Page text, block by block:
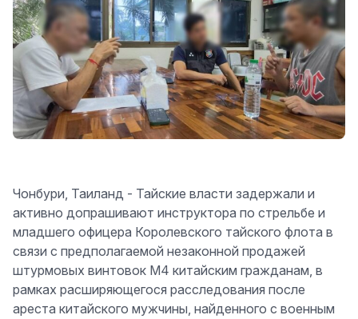
Чонбури, Таиланд - Тайские власти задержали и
активно допрашивают инструктора по стрельбе и
младшего офицера Королевского тайского флота в
связи с предполагаемой незаконной продажей
штурмовых винтовок M4 китайским гражданам, в
рамках расширяющегося расследования после
ареста китайского мужчины, найденного с военным